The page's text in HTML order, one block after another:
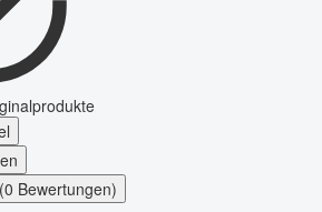
Bewertungen)